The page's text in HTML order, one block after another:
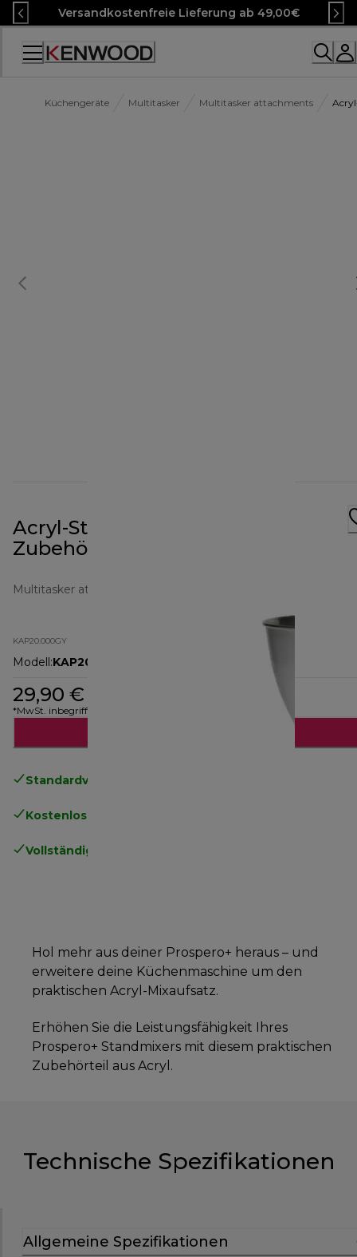
Skip
to
Content
Versandkostenfreie Lieferung ab 49,00€
Accessibility
Küchengeräte Multitasker Multitasker attachments
Acryl-Standmixer Prospero+
Zubehörteil KAP20.000GY
Multitasker attachments
KAP20.000GY
Modell:KAP20.000GY
29,90 €
*MwSt. inbegriffen
Standardversand kostenlos
Kostenlose Rücksendungen
Vollständige Herstellergarantie
Hol mehr aus deiner Prospero+ heraus – und
erweitere deine Küchenmaschine um den
praktischen Acryl-Mixaufsatz.
Erhöhen Sie die Leistungsfähigkeit Ihres
Prospero+ Standmixers mit diesem praktischen
Zubehörteil aus Acryl.
Technische Spezifikationen
Allgemeine Spezifikationen